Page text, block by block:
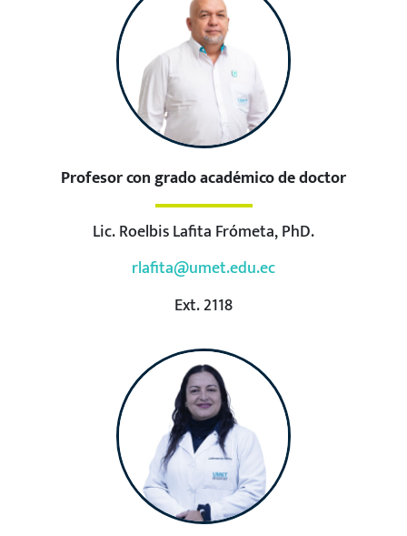
Profesor con grado académico de doctor
Lic. Roelbis Lafita Frómeta, PhD.
rlafita@umet.edu.ec
Ext. 2118